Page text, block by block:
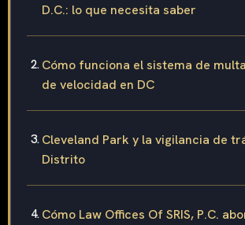
D.C.: lo que necesita saber
Cómo funciona el sistema de
de velocidad en DC
Cleveland Park y la vigilancia de
Distrito
Cómo Law Offices Of SRIS, P.C.